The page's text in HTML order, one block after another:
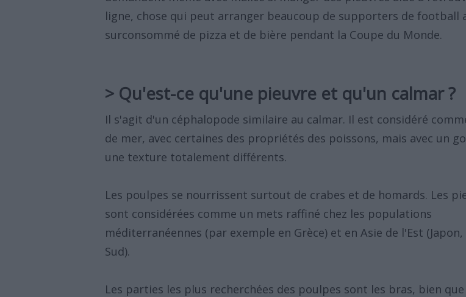
ligne, chose qui peut arranger beaucoup de supporters de football
surconsommé de pizza et de bière pendant la Coupe du Monde.
> Qu'est-ce qu'une pieuvre et qu'un calmar ?
Il s'agit d'un céphalopode similaire au calmar. Il est considéré
de mer, avec certaines des propriétés des poissons, mais avec un
une texture totalement différents.
Les poulpes se nourrissent surtout de crabes et de homards. Les
sont considérées comme un mets raffiné chez les populations
méditerranéennes (par exemple en Grèce) et en Asie de l'Est (Japon,
Sud).
Les parties les plus recherchées des poulpes sont les bras, bien